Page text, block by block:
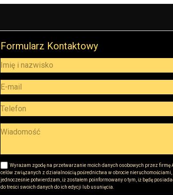
Formularz Kontaktowy
Wyrażam zgodę na przetwarzanie moich danych osobowych przez firmę
celów związanych z działalnością pośrednictwa w obrocie nieruchomościami,
jednocześnie potwierdzam, iż zostałem poinformowany o tym, iż będę
do treści swoich danych do ich edycji lub usunięcia.